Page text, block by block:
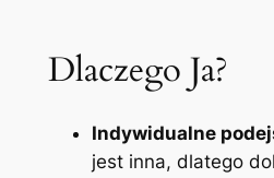
Dlaczego Ja?
Indywidualne
jest inna, dlatego